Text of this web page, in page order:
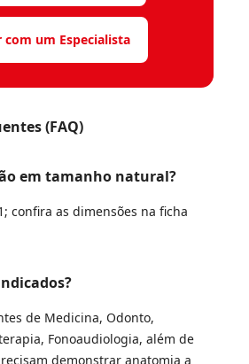
com um Especialista
(FAQ)
em tamanho natural?
confira as dimensões na ficha
de Medicina, Odonto,
Fonoaudiologia, além de
demonstrar anatomia a